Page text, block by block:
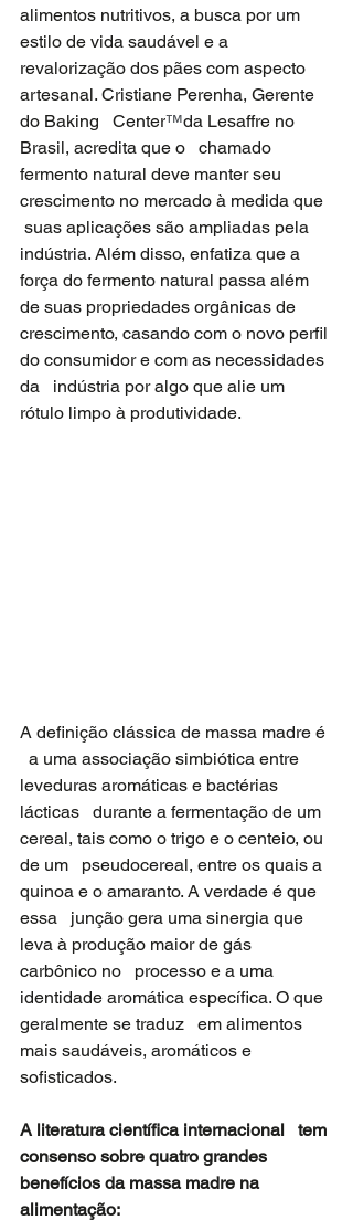
alimentos nutritivos, a busca por um
estilo de vida saudável e a
revalorização dos pães com aspecto
artesanal. Cristiane Perenha, Gerente
do Baking   Center™da Lesaffre no
Brasil, acredita que o   chamado
fermento natural deve manter seu
crescimento no mercado à medida que
suas aplicações são ampliadas pela
indústria. Além disso, enfatiza que a
força do fermento natural passa além
de suas propriedades orgânicas de
crescimento, casando com o novo perfil
do consumidor e com as necessidades
da   indústria por algo que alie um
rótulo limpo à produtividade.
A definição clássica de massa madre é
  a uma associação simbiótica entre
leveduras aromáticas e bactérias
lácticas   durante a fermentação de um
cereal, tais como o trigo e o centeio, ou
de um   pseudocereal, entre os quais a
quinoa e o amaranto. A verdade é que
essa   junção gera uma sinergia que
leva à produção maior de gás
carbônico no   processo e a uma
identidade aromática específica. O que
geralmente se traduz   em alimentos
mais saudáveis, aromáticos e
sofisticados.
A literatura científica internacional   tem
consenso sobre quatro grandes
benefícios da massa madre na
alimentação: